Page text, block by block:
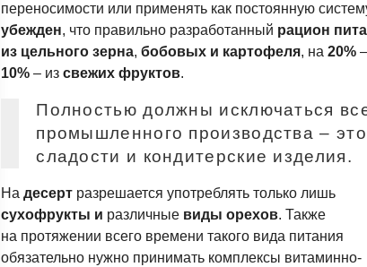
переносимости или применять как постоянную
убежден, что правильно разработанный рацион
из цельного зерна,бобовых и картофеля, на20%
10% – изсвежих фруктов.
Полностью должны исключаться
промышленного производства –
сладости и кондитерские изделия.
Надесерт разрешается употреблять только лишь
сухофрукты и различные виды орехов. Также
на протяжении всего времени такого вида питания
обязательно нужно принимать комплексы витаминно-